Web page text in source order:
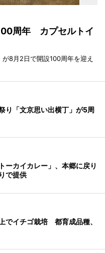
周年 カプセルトイ
8月2日で開設100周年を迎え
り「文京思い出横丁」が5周
ーカイカレー」、本郷に戻り
で提供
でイチゴ栽培 都育成品種、